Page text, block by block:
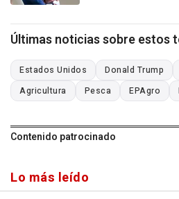
Últimas noticias sobre estos
Estados Unidos Donald Trump
Agricultura
Pesca EPAgro
Contenido patrocinado
Lo más leído